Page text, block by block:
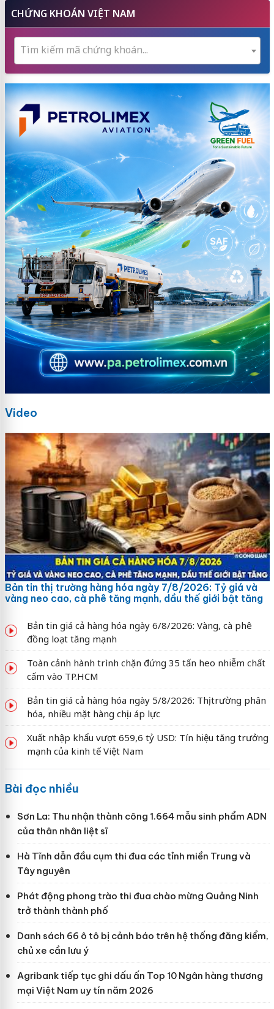
CHỨNG KHOÁN VIỆT NAM
Tìm kiếm mã chứng khoán...
Video
Bản tin thị trường hàng hóa ngày 7/8/2026: Tỷ giá và
vàng neo cao, cà phê tăng mạnh, dầu thế giới bật tăng
Bản tin giá cả hàng hóa ngày 6/8/2026: Vàng, cà phê
đồng loạt tăng mạnh
Toàn cảnh hành trình chặn đứng 35 tấn heo nhiễm chất
cấm vào TP.HCM
Bản tin giá cả hàng hóa ngày 5/8/2026: Thị trường phân
hóa, nhiều mặt hàng chịu áp lực
Xuất nhập khẩu vượt 659,6 tỷ USD: Tín hiệu tăng trưởng
mạnh của kinh tế Việt Nam
Bài đọc nhiều
Sơn La: Thu nhận thành công 1.664 mẫu sinh phẩm ADN
của thân nhân liệt sĩ
Hà Tĩnh dẫn đầu cụm thi đua các tỉnh miền Trung và
Tây nguyên
Phát động phong trào thi đua chào mừng Quảng Ninh
trở thành thành phố
Danh sách 66 ô tô bị cảnh báo trên hệ thống đăng kiểm,
chủ xe cần lưu ý
Agribank tiếp tục ghi dấu ấn Top 10 Ngân hàng thương
mại Việt Nam uy tín năm 2026